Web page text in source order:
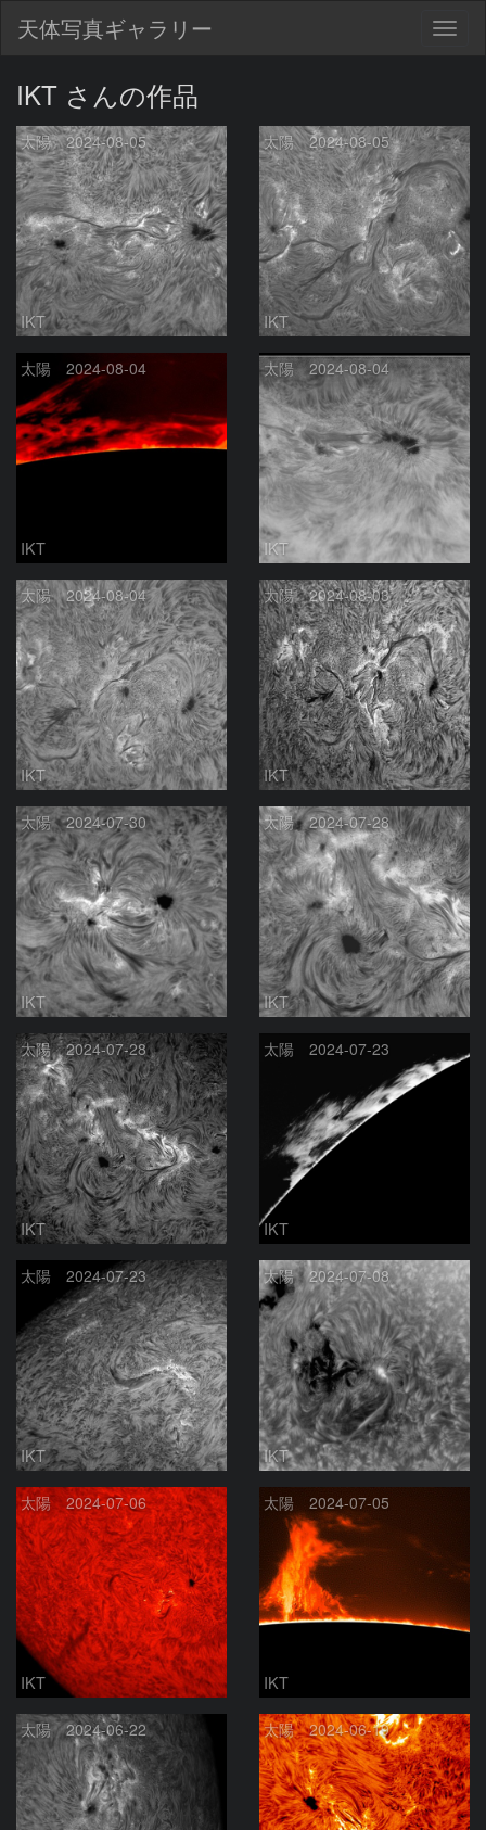
天体写真ギャラリー
IKT さんの作品
太陽 2024-08-05
IKT
太陽 2024-08-05
IKT
太陽 2024-08-04
IKT
太陽 2024-08-04
IKT
太陽 2024-08-04
IKT
太陽 2024-08-03
IKT
太陽 2024-07-30
IKT
太陽 2024-07-28
IKT
太陽 2024-07-28
IKT
太陽 2024-07-23
IKT
太陽 2024-07-23
IKT
太陽 2024-07-08
IKT
太陽 2024-07-06
IKT
太陽 2024-07-05
IKT
太陽 2024-06-22 太陽 2024-06-19